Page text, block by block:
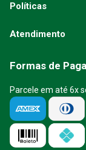
Políticas
Atendimento
Formas de
Parcele em até 6x